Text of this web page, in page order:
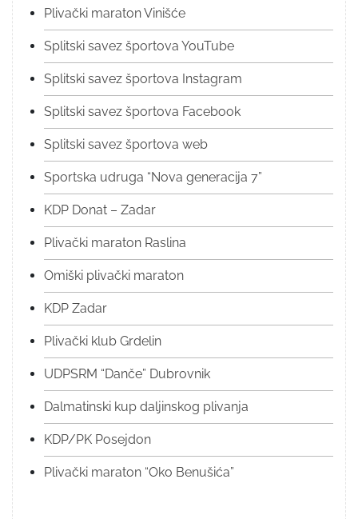
Plivački maraton Vinišće
Splitski savez športova YouTube
Splitski savez športova Instagram
Splitski savez športova Facebook
Splitski savez športova web
Sportska udruga “Nova generacija 7”
KDP Donat – Zadar
Plivački maraton Raslina
Omiški plivački maraton
KDP Zadar
Plivački klub Grdelin
UDPSRM “Danče” Dubrovnik
Dalmatinski kup daljinskog plivanja
KDP/PK Posejdon
Plivački maraton “Oko Benušića”